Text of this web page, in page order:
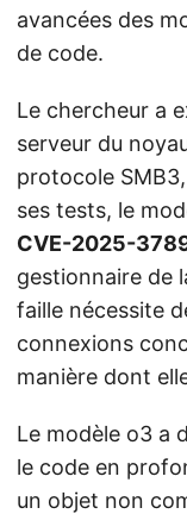
avancées des
de code.
Le chercheur a
serveur du
protocole
ses tests, le
CVE-2025-
gestionnaire de
faille nécessite
connexions
manière dont
Le modèle o3 a
le code en
un objet non